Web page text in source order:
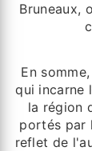
Bruneaux,
En
qui incarne
la région
portés par
reflet de